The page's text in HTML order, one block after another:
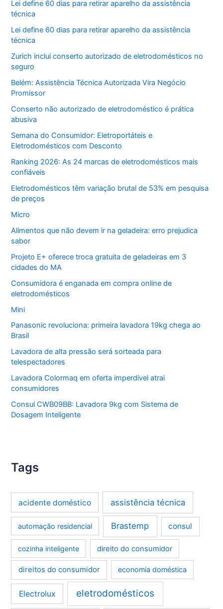
Lei define 60 dias para retirar aparelho da assistência
técnica
Lei define 60 dias para retirar aparelho da assistência
técnica
Zurich inclui conserto autorizado de eletrodomésticos no
seguro
Belém: Assistência Técnica Autorizada Vira Negócio
Promissor
Conserto não autorizado de eletrodoméstico é prática
abusiva
Semana do Consumidor: Eletroportáteis e
Eletrodomésticos com Desconto
Ranking 2026: As 24 marcas de eletrodomésticos mais
confiáveis
Eletrodomésticos têm variação brutal de 53% em pesquisa
de preços
Micro
Alimentos que não devem ir na geladeira: erro prejudica
sabor
Projeto E+ oferece troca gratuita de geladeiras em 3
cidades do MA
Consumidora é enganada em compra online de
eletrodomésticos
Mini
Panasonic revoluciona: primeira lavadora 19kg chega ao
Brasil
Lavadora de alta pressão será sorteada para
telespectadores
Lavadora Colormaq em oferta imperdível atrai
consumidores
Consul CWB09BB: Lavadora 9kg com Sistema de
Dosagem Inteligente
Tags
acidente doméstico assistência técnica
automação residencial Brastemp consul
cozinha inteligente direito do consumidor
direitos do consumidor economia doméstica
Electrolux eletrodomésticos